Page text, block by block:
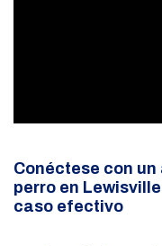
Conéctese con
perro en
caso efectivo